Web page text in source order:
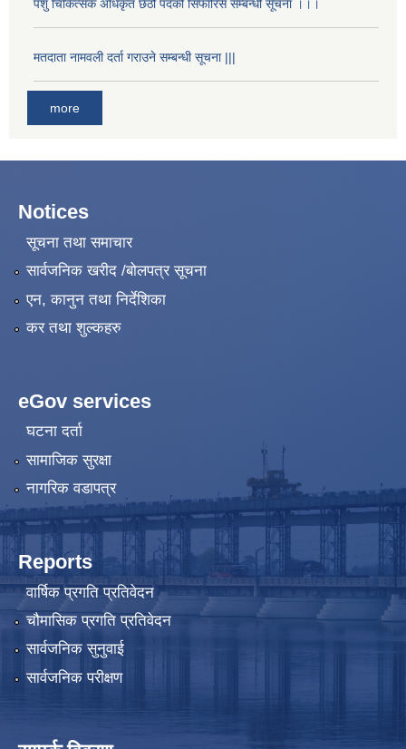
पशु चिकित्सक अधिकृत छैठौ पदको सिफारिस सम्बन्धी सूचना ।।।
मतदाता नामवली दर्ता गराउने सम्बन्धी सूचना |||
more
Notices
सूचना तथा समाचार
सार्वजनिक खरीद /बोलपत्र सूचना
एन, कानुन तथा निर्देशिका
कर तथा शुल्कहरु
eGov services
घटना दर्ता
सामाजिक सुरक्षा
नागरिक वडापत्र
Reports
वार्षिक प्रगति प्रतिवेदन
चौमासिक प्रगति प्रतिवेदन
सार्वजनिक सुनुवाई
सार्वजनिक परीक्षण